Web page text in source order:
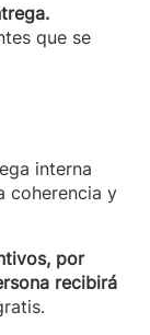
que se
interna
coherencia y
por
recibirá